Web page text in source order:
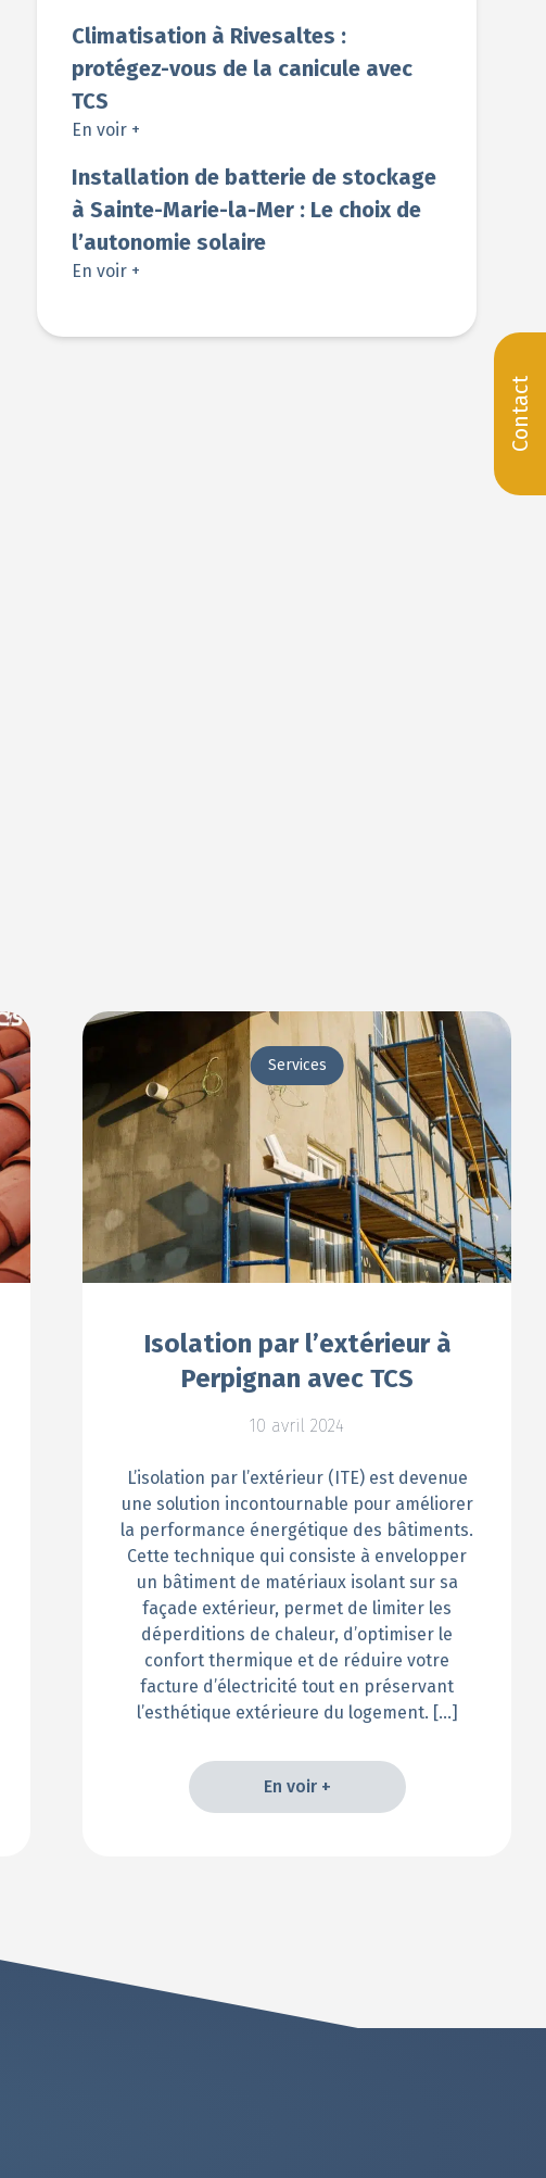
Contact
Climatisation à Rivesaltes :
protégez-vous de la canicule avec
TCS
En voir +
Installation de batterie de stockage
à Sainte-Marie-la-Mer : Le choix de
l’autonomie solaire
En voir +
Services
Isolation par l’extérieur à
Perpignan avec TCS
10 avril 2024
L’isolation par l’extérieur (ITE) est devenue
une solution incontournable pour améliorer
la performance énergétique des bâtiments.
Cette technique qui consiste à envelopper
un bâtiment de matériaux isolant sur sa
façade extérieur, permet de limiter les
déperditions de chaleur, d’optimiser le
confort thermique et de réduire votre
facture d’électricité tout en préservant
l’esthétique extérieure du logement. […]
En voir +